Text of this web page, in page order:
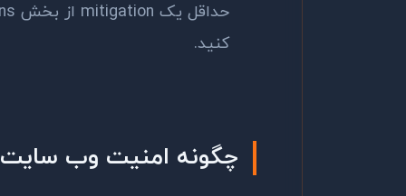
کنید.
چگونه امنیت وب سایت